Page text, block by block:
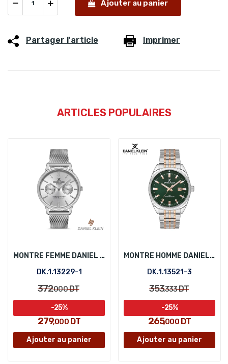
Ajouter au panier
Partager l'article Imprimer
ARTICLES POPULAIRES
MONTRE FEMME DANIEL KLEIN DK.1.13229-1
DK.1.13229-1
372,000DT
279,000DT
-25%
Ajouter au panier
MONTRE HOMME DANIEL KLEIN DK.1.13521-3
DK.1.13521-3
353,333DT
265,000DT
-25%
Ajouter au panier